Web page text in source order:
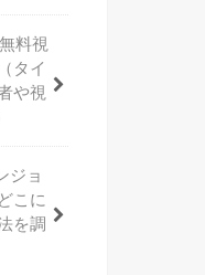
料視
タイ
や視
ジョ
こに
を調